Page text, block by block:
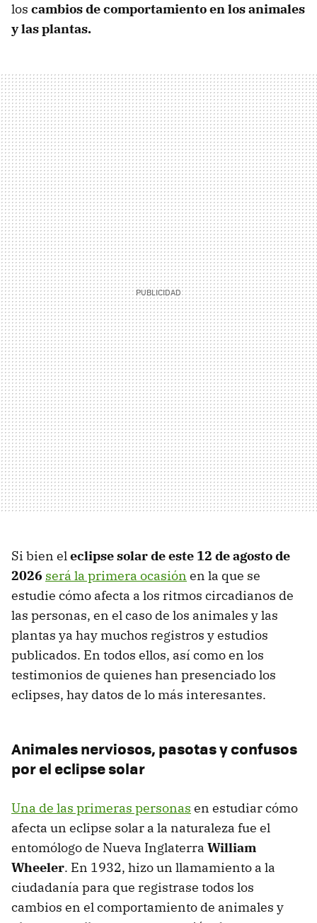
los cambios de comportamiento en los animales
y las plantas.
Si bien eleclipse solar de este 12 de agosto de
2026 será la primera ocasión en la que se
estudie cómo afecta a los ritmos circadianos de
las personas, en el caso de los animales y las
plantas ya hay muchos registros y estudios
publicados. En todos ellos, así como en los
testimonios de quienes han presenciado los
eclipses, hay datos de lo más interesantes.
Animales nerviosos, pasotas y confusos
por el eclipse solar
Una de las primeras personas en estudiar cómo
afecta un eclipse solar a la naturaleza fue el
entomólogo de Nueva Inglaterra William
Wheeler. En 1932, hizo un llamamiento a la
ciudadanía para que registrase todos los
cambios en el comportamiento de animales y